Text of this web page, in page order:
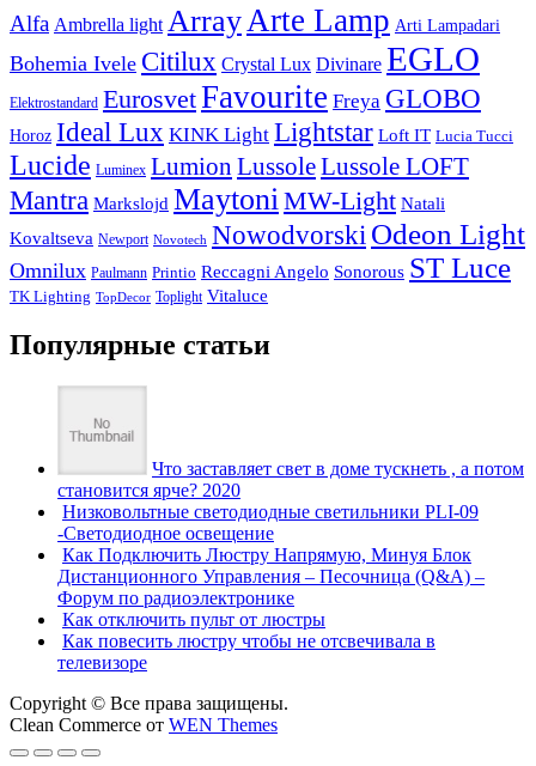
Alfa Ambrella light Array Arte Lamp Arti Lampadari
Bohemia Ivele Citilux Crystal Lux Divinare EGLO
Elektrostandard EurosvetFavourite Freya GLOBO
Horoz Ideal Lux KINK Light Lightstar Loft IT Lucia Tucci
Lucide Luminex Lumion LussoleLussole LOFT
Mantra Markslojd Maytoni MW-Light Natali
Kovaltseva Newport Novotech Nowodvorski Odeon Light
Omnilux Paulmann Printio Reccagni Angelo Sonorous ST Luce
TK Lighting TopDecor Toplight Vitaluce
Популярные статьи
Что заставляет свет в доме тускнеть , а потом
становится ярче? 2020
Низковольтные светодиодные светильники PLI-09
-Светодиодное освещение
Как Подключить Люстру Напрямую, Минуя Блок
Дистанционного Управления – Песочница (Q&A) –
Форум по радиоэлектронике
Как отключить пульт от люстры
Как повесить люстру чтобы не отсвечивала в
телевизоре
Copyright © Все права защищены.
Clean Commerce от WEN Themes